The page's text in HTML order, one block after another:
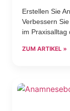
Erstellen Sie
Verbessern
im Praxisalltag
ZUM ARTIKEL »